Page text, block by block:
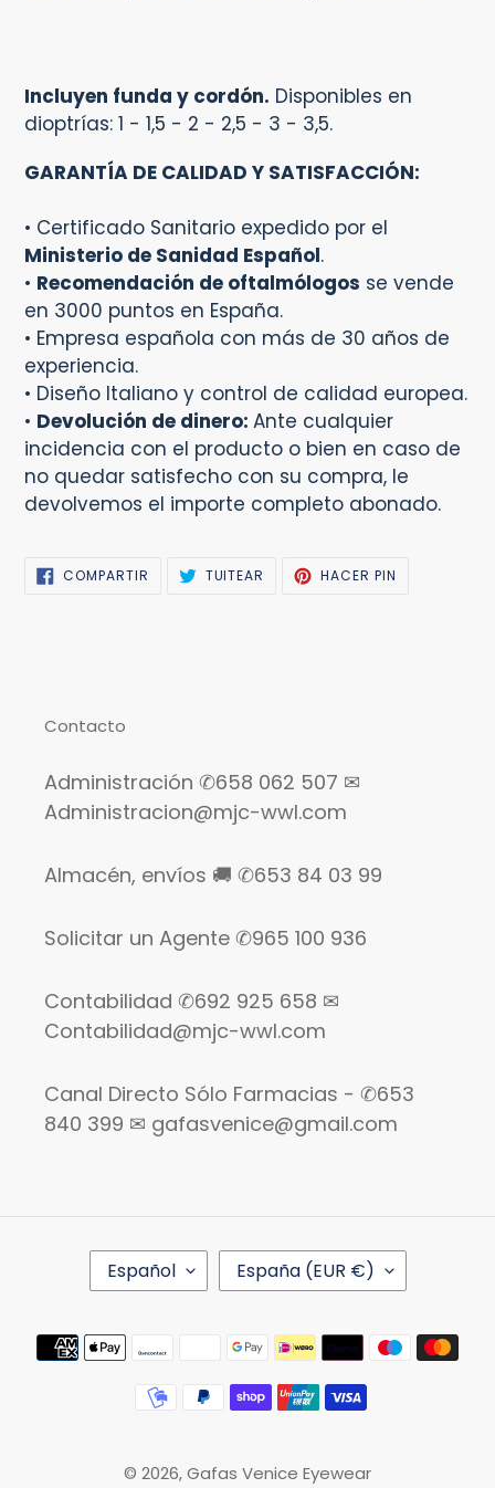
Incluyen funda y cordón. Disponibles en
dioptrías: 1 - 1,5 - 2 - 2,5 - 3 - 3,5.
GARANTÍA DE CALIDAD Y SATISFACCIÓN:
• Certificado Sanitario expedido por el
Ministerio de Sanidad Español.
• Recomendación de oftalmólogos se vende
en 3000 puntos en España.
• Empresa española con más de 30 años de
experiencia.
• Diseño Italiano y control de calidad europea.
• Devolución de dinero: Ante cualquier
incidencia con el producto o bien en caso de
no quedar satisfecho con su compra, le
devolvemos el importe completo abonado.
COMPARTIR COMPARTIRTUITEAR TUITEARHACER PIN
Contacto
Administración ✆658 062 507 ✉
Administracion@mjc-wwl.com
Almacén, envíos 🚚 ✆653 84 03 99
Solicitar un Agente ✆965 100 936
Contabilidad ✆692 925 658 ✉
Contabilidad@mjc-wwl.com
Canal Directo Sólo Farmacias - ✆653
840 399 ✉ gafasvenice@gmail.com
I
D
O
M
Español
P
A
Ó
España (EUR €)
Métodos
pago
© 2026,Gafas Venice Eyewear